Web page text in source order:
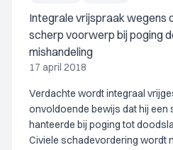
Integrale vrijspraak wegens
scherp voorwerp bij poging
mishandeling
17 april 2018
Verdachte wordt integraal
onvoldoende bewijs dat hij een
hanteerde bij poging tot
Civiele schadevordering wordt